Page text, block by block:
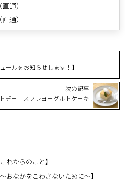
）
）
ールをお知らせします！】
次の記事
トデー スフレヨーグルトケーキ
れからのこと】
おなかをこわさないために〜】